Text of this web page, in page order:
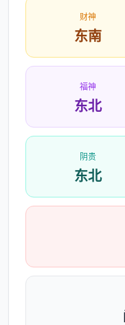
财神
东南
福神
东北
阴贵
东北